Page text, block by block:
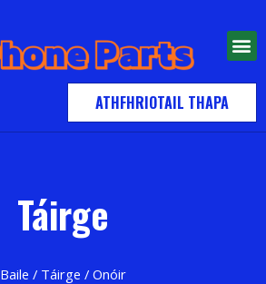
ATHFHRIOTAIL THAPA
Táirge
Baile / Táirge / Onóir